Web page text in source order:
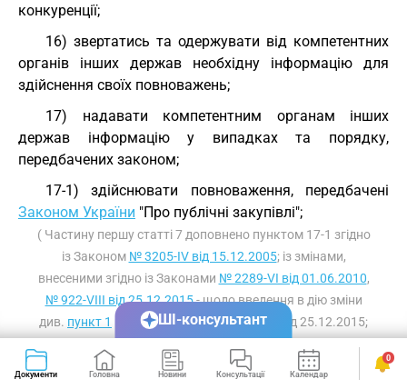
конкуренції;
16) звертатись та одержувати від компетентних
органів інших держав необхідну інформацію для
здійснення своїх повноважень;
17) надавати компетентним органам інших
держав інформацію у випадках та порядку,
передбачених законом;
17-1) здійснювати повноваження, передбачені
Законом України "Про публічні закупівлі";
( Частину першу статті 7 доповнено пунктом 17-1 згідно
із Законом № 3205-IV від 15.12.2005; із змінами,
внесеними згідно із Законами № 2289-VI від 01.06.2010,
№ 922-VIII від 25.12.2015- щодо введення в дію зміни
див. пункт 1
розділу II Закону № 922-VIII від 25.12.2015;
19.09.2019)
Документи Головна Новини Консультації Календар Сервіси
0
ШІ-консультант